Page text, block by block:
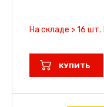
На складе > 16 шт.
КУПИТЬ